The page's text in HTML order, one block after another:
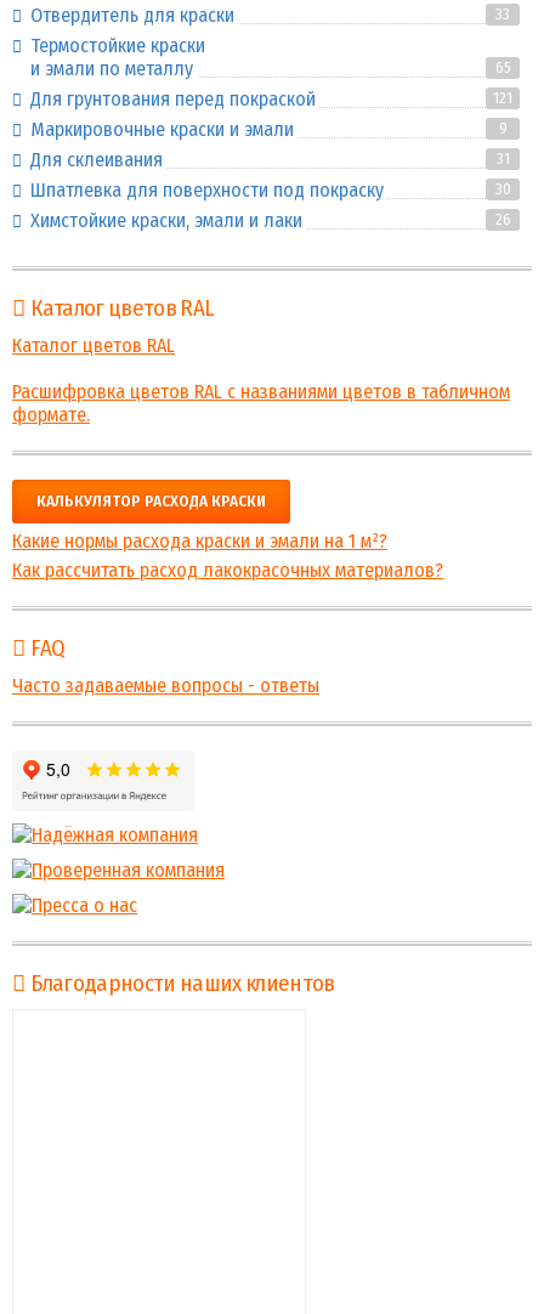
Отвердитель для краски 33
Термостойкие краски
и эмали по металлу
65
Для грунтования перед покраской 121
Маркировочные краски и эмали 9
Для склеивания 31
Шпатлевка для поверхности под покраску 30
Химстойкие краски, эмали и лаки 26
Каталог цветов RAL
Каталог цветов RAL
Расшифровка цветов RAL с названиями цветов в табличном
формате.
КАЛЬКУЛЯТОР РАСХОДА КРАСКИ
Какие нормы расхода краски и эмали на 1 м²?
Как рассчитать расход лакокрасочных материалов?
FAQ
Часто задаваемые вопросы - ответы
Благодарности наших клиентов